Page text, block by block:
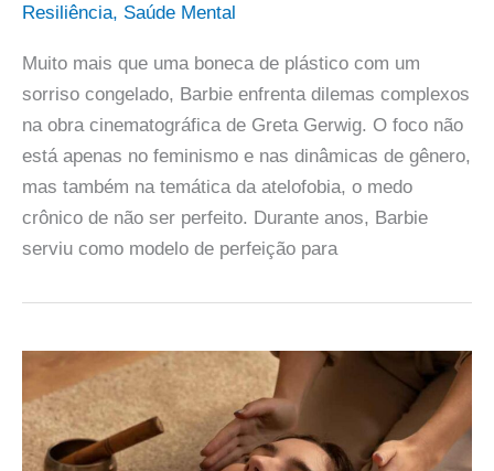
Resiliência, Saúde Mental
Muito mais que uma boneca de plástico com um
sorriso congelado, Barbie enfrenta dilemas complexos
na obra cinematográfica de Greta Gerwig. O foco não
está apenas no feminismo e nas dinâmicas de gênero,
mas também na temática da atelofobia, o medo
crônico de não ser perfeito. Durante anos, Barbie
serviu como modelo de perfeição para